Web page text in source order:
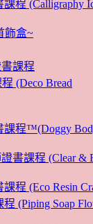
程 (Calligraphy
飾盒~
課程
(Deco Bread
課程™(Doggy
書課程 (Clear &
程 (Eco Resin
(Piping Soap